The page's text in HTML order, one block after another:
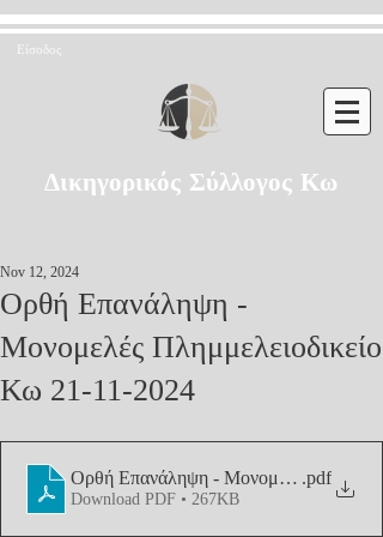
Είσοδος
Δικηγορικός Σύλλογος Κω
Ορθή Επανάληψη -
Μονομελές Πλημμελειοδικείο
Κω 21-11-2024
Nov 12, 2024
Ορθή Επανάληψη - Μονομελές.pdf
Download PDF • 267KB